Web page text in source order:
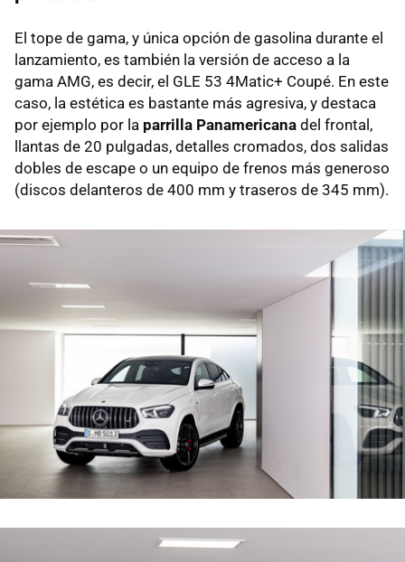
El tope de gama, y única opción de gasolina durante el
lanzamiento, es también la versión de acceso a la
gama AMG, es decir, el GLE 53 4Matic+ Coupé. En este
caso, la estética es bastante más agresiva, y destaca
por ejemplo por la parrilla Panamericana del frontal,
llantas de 20 pulgadas, detalles cromados, dos salidas
dobles de escape o un equipo de frenos más generoso
(discos delanteros de 400 mm y traseros de 345 mm).